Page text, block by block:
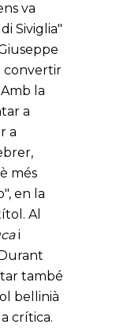
va
Siviglia"
convertir
la
a
a
més
en la
Al
i
també
bellinià
crítica.